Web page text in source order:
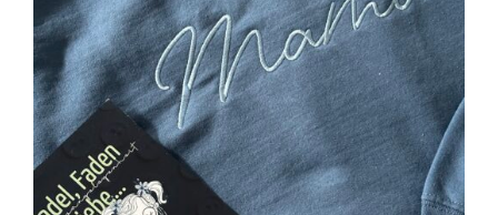
SELECT OPTIONS / DETAILS